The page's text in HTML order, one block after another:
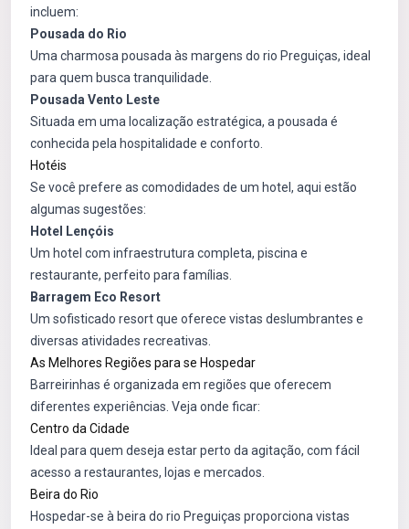
incluem:
Pousada do Rio
Uma charmosa pousada às margens do rio Preguiças, ideal
para quem busca tranquilidade.
Pousada Vento Leste
Situada em uma localização estratégica, a pousada é
conhecida pela hospitalidade e conforto.
Hotéis
Se você prefere as comodidades de um hotel, aqui estão
algumas sugestões:
Hotel Lençóis
Um hotel com infraestrutura completa, piscina e
restaurante, perfeito para famílias.
Barragem Eco Resort
Um sofisticado resort que oferece vistas deslumbrantes e
diversas atividades recreativas.
As Melhores Regiões para se Hospedar
Barreirinhas é organizada em regiões que oferecem
diferentes experiências. Veja onde ficar:
Centro da Cidade
Ideal para quem deseja estar perto da agitação, com fácil
acesso a restaurantes, lojas e mercados.
Beira do Rio
Hospedar-se à beira do rio Preguiças proporciona vistas